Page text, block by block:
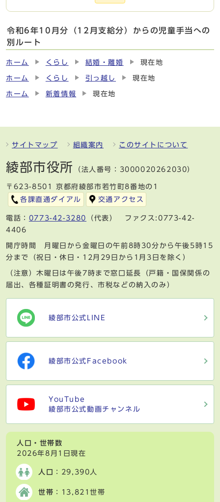
令和6年10月分（12月支給分）からの児童手当への
別ルート
ホーム くらし 結婚・離婚 現在地
ホーム くらし 引っ越し 現在地
ホーム 新着情報 現在地
サイトマップ 組織案内 このサイトについて
綾部市役所 （法人番号：3000020262030）
〒623-8501 京都府綾部市若竹町8番地の1
各課直通ダイアル
交通アクセス
電話： 0773-42-3280
（代表） ファクス:0773-42-
4406
開庁時間 月曜日から金曜日の午前8時30分から午後5時15
分まで（祝日・休日・12月29日から1月3日を除く）
（注意）木曜日は午後7時まで窓口延長（戸籍・国保関係の
届出、各種証明書の発行、市税などの納入のみ）
綾部市公式LINE
綾部市公式Facebook
YouTube
綾部市公式動画チャンネル
人口・世帯数
2026年8月1日現在
人口 ：29,390人
世帯 ：13,821世帯